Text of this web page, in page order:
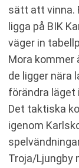
sätt att vinna.
ligga på BIK
väger in
Mora kommer
de ligger nära
förändra läget
Det taktiska
igenom
Troja/Ljungby